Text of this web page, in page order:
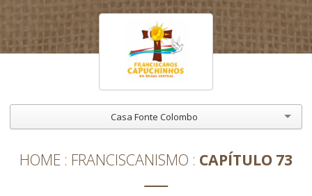
Casa Fonte Colombo
HOME FRANCISCANISMO CAPÍTULO 73